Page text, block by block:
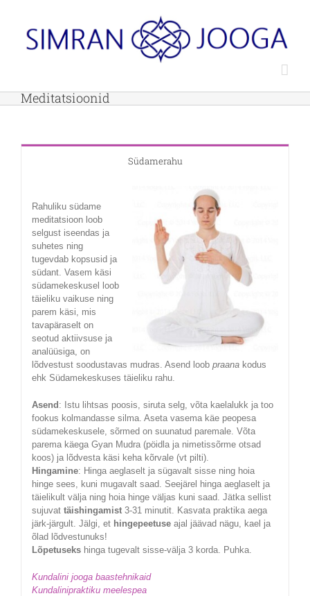
content
Meditatsioonid
Südamerahu
Rahuliku südame
meditatsioon loob
selgust iseendas ja
suhetes ning
tugevdab kopsusid ja
südant. Vasem käsi
südamekeskusel loob
täieliku vaikuse ning
parem käsi, mis
tavapäraselt on
seotud aktiivsuse ja
analüüsiga, on
lõdvestust soodustavas mudras. Asend loob praanakodus
ehk Südamekeskuses täieliku rahu.
Asend: Istu lihtsas poosis, siruta selg, võta kaelalukk ja too
fookus kolmandasse silma. Aseta vasema käe peopesa
südamekeskusele, sõrmed on suunatud paremale. Võta
parema käega Gyan Mudra (pöidla ja nimetissõrme otsad
koos) ja lõdvesta käsi keha kõrvale (vt pilti).
Hingamine: Hinga aeglaselt ja sügavalt sisse ning hoia
hinge sees, kuni mugavalt saad. Seejärel hinga aeglaselt ja
täielikult välja ning hoia hinge väljas kuni saad. Jätka sellist
sujuvat täishingamist3-31 minutit. Kasvata praktika aega
järk-järgult. Jälgi, et hingepeetuseajal jäävad nägu, kael ja
õlad lõdvestunuks!
Lõpetusekshinga tugevalt sisse-välja 3 korda. Puhka.
Kundalini jooga baastehnikaid
Kundalinipraktiku meelespea